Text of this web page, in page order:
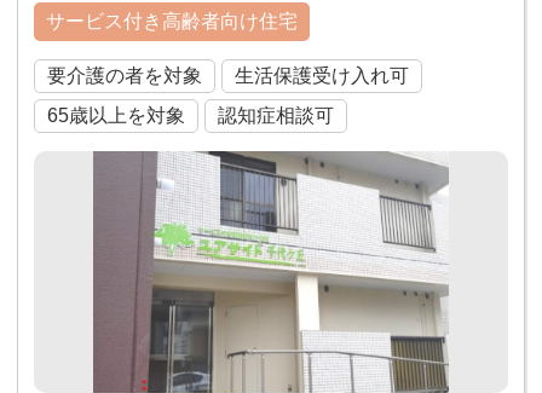
サービス付き高齢者向け住宅
要介護の者を対象
生活保護受け入れ可
65歳以上を対象
認知症相談可